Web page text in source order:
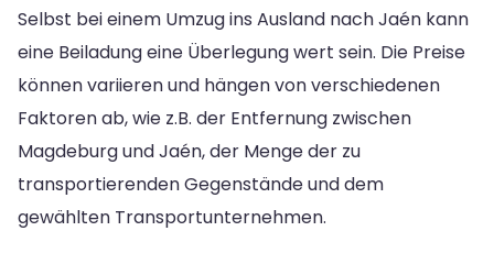
Selbst bei einem Umzug ins Ausland nach Jaén kann
eine Beiladung eine Überlegung wert sein. Die Preise
können variieren und hängen von verschiedenen
Faktoren ab, wie z.B. der Entfernung zwischen
Magdeburg und Jaén, der Menge der zu
transportierenden Gegenstände und dem
gewählten Transportunternehmen.